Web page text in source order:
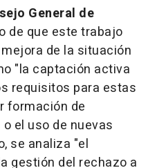
General de
de que este trabajo
de la situación
"la captación activa
requisitos para estas
formación de
el uso de nuevas
se analiza "el
gestión del rechazo a